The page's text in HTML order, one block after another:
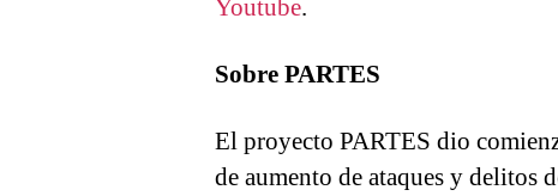
Youtube.
Sobre PARTES
El proyecto PARTES dio
de aumento de ataques y delitos